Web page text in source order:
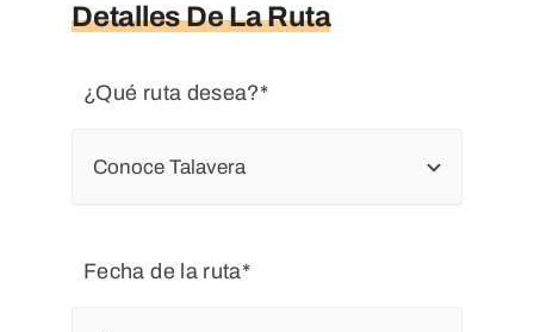
Detalles De La Ruta
¿Qué ruta desea?*
Fecha de la ruta*